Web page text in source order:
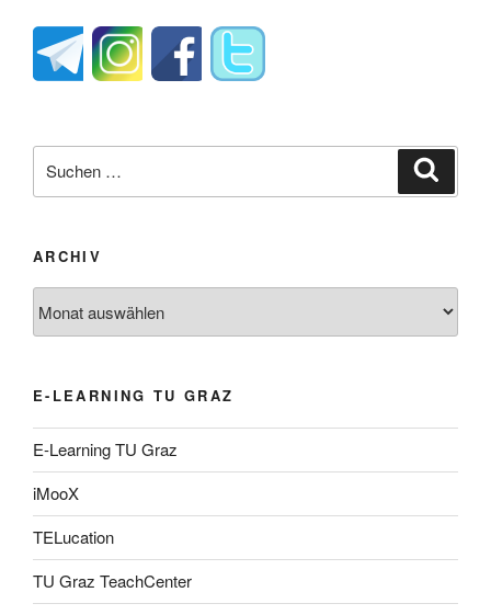
nach:
ARCHIV
E-LEARNING TU GRAZ
E-Learning TU Graz
iMooX
TELucation
TU Graz TeachCenter